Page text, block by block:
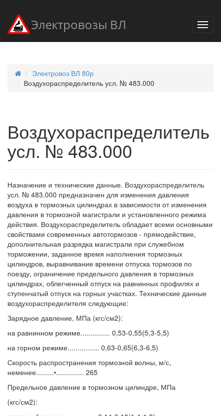
Электровозы ВЛ
Электровоз ВЛ 80р
Воздухораспределитель усл. № 483.000
Воздухораспределитель
усл. № 483.000
Назначение и технические данные. Воздухораспределитель
усл. № 483.000 предназначен для изменения давления
воздуха в тормозных цилиндрах в зависимости от изменения
давления в тормозной магистрали и установленного режима
действия. Воздухораспределитель обладает всеми основными
свойствами современных автотормозов - прямодействие,
дополнительная разрядка магистрали при служебном
торможении, заданное время наполнения тормозных
цилиндров, выравнивание времени отпуска тормозов по
поезду, ограничение предельного давления в тормозных
цилиндрах, облегченный отпуск на равнинных профилях и
ступенчатый отпуск на горных участках. Технические данные
воздухораспределителя следующие:
Зарядное давление, МПа (кгс/см2):
на равнинном режиме............... 0,53-0,55(5,3-5,5)
на горном режиме................ 0,63-0,65(6,3-6,5)
Скорость распространения тормозной волны, м/с,
неменее.........•.............. 265
Предельное давление в тормозном цилиндре, МПа
(кгс/см2):